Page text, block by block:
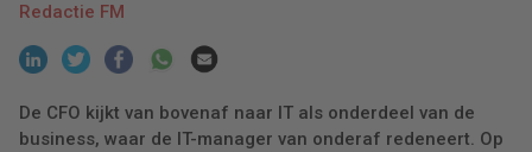
Redactie FM
De CFO kijkt van bovenaf naar IT als onderdeel van de
business, waar de IT-manager van onderaf redeneert. Op